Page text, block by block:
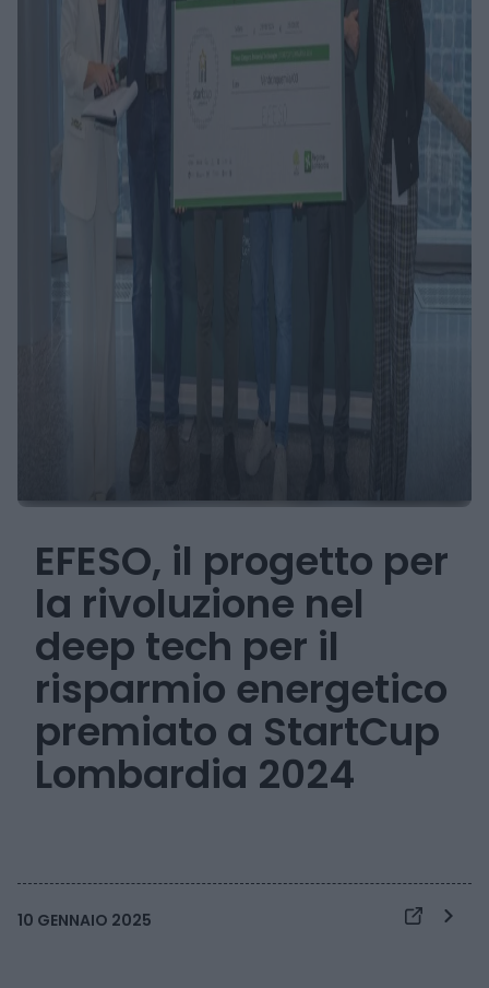
EFESO, il progetto per
la rivoluzione nel
deep tech per il
risparmio energetico
premiato a StartCup
Lombardia 2024
10 GENNAIO 2025